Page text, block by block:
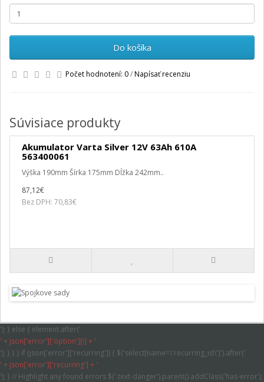
Do košíka
Počet hodnotení: 0/Napísať recenziu
Súvisiace produkty
Akumulator Varta Silver 12V 63Ah 610A
563400061
Výška 190mm Šírka 175mm Dĺžka 242mm..
87,12€
Bez DPH: 70,83€
'); } else { element.after('
' + json['error']['option'][i] + '
'); } } } if (json['error']['recurring']) { $('select[name=\'recurring_id\']').after('
' + json['error']['recurring'] + '
'); } // Highlight any found errors $('.text-danger').parent().addClass('has-error');